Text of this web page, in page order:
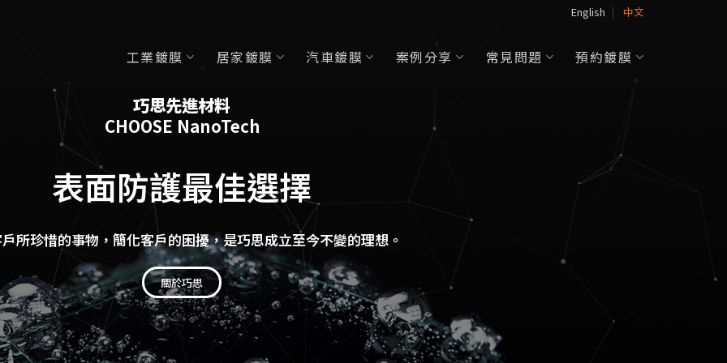
English 中文
工業鍍膜 居家鍍膜 汽車鍍膜 案例分享 常見問題 預約鍍膜
巧思先進材料
CHOOSE NanoTech
表面防護最佳選擇
所珍惜的事物，簡化客戶的困擾，是巧思成立至今不變的理想。
關於巧思